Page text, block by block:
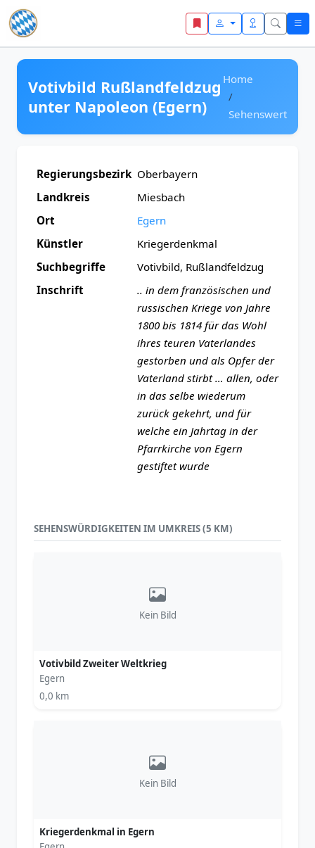
Zum Inhalt springen
Votivbild Rußlandfeldzug
unter Napoleon (Egern)
Home
Sehenswert
Regierungsbezirk Oberbayern
Landkreis
Miesbach
Ort
Egern
Künstler
Kriegerdenkmal
Suchbegriffe
Votivbild, Rußlandfeldzug
Inschrift
.. in dem französischen und
russischen Kriege von Jahre
1800 bis 1814 für das Wohl
ihres teuren Vaterlandes
gestorben und als Opfer der
Vaterland stirbt … allen, oder
in das selbe wiederum
zurück gekehrt, und für
welche ein Jahrtag in der
Pfarrkirche von Egern
gestiftet wurde
SEHENSWÜRDIGKEITEN IM UMKREIS (5 KM)
Kein Bild
Votivbild Zweiter Weltkrieg
Egern
0,0 km
Kein Bild
Kriegerdenkmal in Egern